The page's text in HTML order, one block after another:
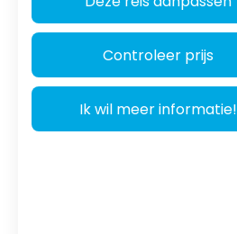
Controleer prijs
Ik wil meer informatie!